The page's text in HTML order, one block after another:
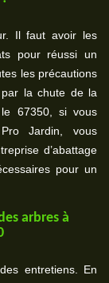
Il faut avoir les
pour réussi un
les précautions
par la chute de la
67350, si vous
Jardin, vous
d’abattage
pour un
arbres à
entretiens. En